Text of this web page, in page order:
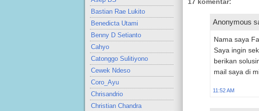
Bastian Rae Lukito
Benedicta Utami
Benny D Setianto
Cahyo
Catonggo Sulitiyono
Cewek Ndeso
Coro_Ayu
Chrisandrio
Christian Chandra
17 komentar:
Anonymous
Nama saya
Saya ingin
berikan
mail saya di
11:52 AM